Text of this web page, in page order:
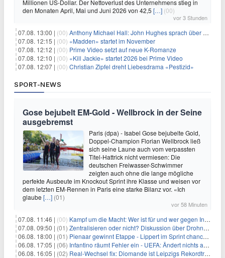
Millionen US-Dollar. Der Nettoverlust des Unternehmens stieg in
den Monaten April, Mai und Juni 2026 von 42,5 […] (00)
vor 3 Stunden
07.08. 13:00 | (00) Anthony Michael Hall: John Hughes sprach über eine Fortsetzung von 'The Breakfast Club'
07.08. 12:15 | (00) «Madden» startet im November
07.08. 12:12 | (00) Prime Video setzt auf neue K-Romanze
07.08. 12:10 | (00) «Kill Jackie» startet 2026 bei Prime Video
07.08. 12:07 | (00) Christian Zipfel dreht Liebesdrama «Pestizid»
SPORT-NEWS
Gose bejubelt EM-Gold - Wellbrock in der Seine
ausgebremst
Paris (dpa) - Isabel Gose bejubelte Gold,
Doppel-Champion Florian Wellbrock ließ
sich seine Laune auch vom verpassten
Titel-Hattrick nicht vermiesen: Die
deutschen Freiwasser-Schwimmer
zeigten auch ohne die lange mögliche
perfekte Ausbeute im Knockout Sprint ihre Klasse und weisen vor
dem letzten EM-Rennen in Paris eine starke Bilanz vor. «Ich
glaube […] (01)
vor 58 Minuten
07.08. 11:46 | (00) Kampf um die Macht: Wer ist für und wer gegen Infantino?
07.08. 09:50 | (01) Zentralisieren oder nicht? Diskussion über Drohnenabwehr
06.08. 18:00 | (01) Pienaar gewinnt Etappe - Lippert im Sprint chancenlos
06.08. 17:05 | (06) Infantino räumt Fehler ein - UEFA: Ändert nichts an Boykott
06.08. 16:05 | (02) Real-Wechsel fix: Diomande ist Leipzigs Rekordtransfer